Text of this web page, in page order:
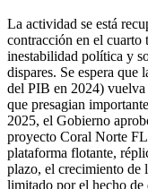
La actividad se está
contracción en el cuarto
inestabilidad política y
dispares. Se espera
del PIB en 2024) vuelva
que presagian
2025, el Gobierno
proyecto Coral Norte
plataforma flotante,
plazo, el crecimiento de
limitado por el hecho